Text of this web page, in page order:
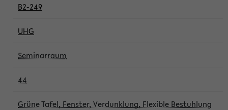
B2-249
UHG
Seminarraum
44
Grüne Tafel, Fenster, Verdunklung, Flexible Bestuhlung